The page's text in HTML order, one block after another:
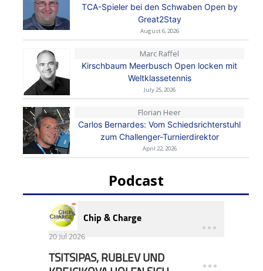
TCA-Spieler bei den Schwaben Open by
Great2Stay
August 6, 2026
Marc Raffel
Kirschbaum Meerbusch Open locken mit
Weltklassetennis
July 25, 2026
Florian Heer
Carlos Bernardes: Vom Schiedsrichterstuhl
zum Challenger-Turnierdirektor
April 22, 2026
Podcast